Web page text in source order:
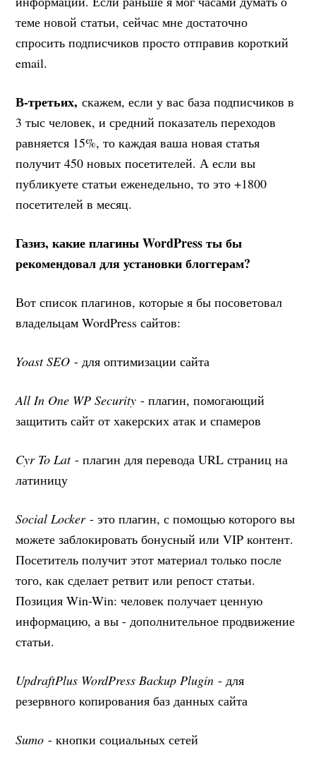
теме новой статьи, сейчас мне достаточно
спросить подписчиков просто отправив короткий
email.
В-третьих, скажем, если у вас база подписчиков в
3 тыс человек, и средний показатель переходов
равняется 15%, то каждая ваша новая статья
получит 450 новых посетителей. А если вы
публикуете статьи еженедельно, то это +1800
посетителей в месяц.
Газиз, какие плагины WordPress ты бы
рекомендовал для установки блоггерам?
Вот список плагинов, которые я бы посоветовал
владельцам WordPress сайтов:
Yoast SEO - для оптимизации сайта
All In One WP Security - плагин, помогающий
защитить сайт от хакерских атак и спамеров
Cyr To Lat- плагин для перевода URL страниц на
латиницу
Social Locker- это плагин, с помощью которого вы
можете заблокировать бонусный или VIP контент.
Посетитель получит этот материал только после
того, как сделает ретвит или репост статьи.
Позиция Win-Win: человек получает ценную
информацию, а вы - дополнительное продвижение
статьи.
UpdraftPlus WordPress Backup Plugin - для
резервного копирования баз данных сайта
Sumo- кнопки социальных сетей